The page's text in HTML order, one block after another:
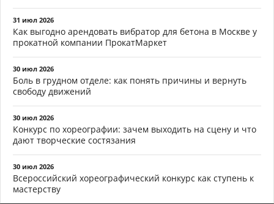
31 июл 2026
Как выгодно арендовать вибратор для бетона в Москве у
прокатной компании ПрокатМаркет
30 июл 2026
Боль в грудном отделе: как понять причины и вернуть
свободу движений
30 июл 2026
Конкурс по хореографии: зачем выходить на сцену и что
дают творческие состязания
30 июл 2026
Всероссийский хореографический конкурс как ступень к
мастерству